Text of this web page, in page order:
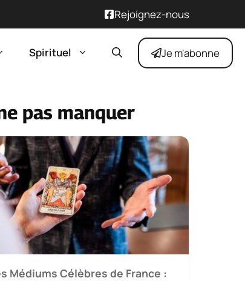
Rejoignez-nous
Spirituel Je m'abonne
pas manquer
Médiums Célèbres de France :